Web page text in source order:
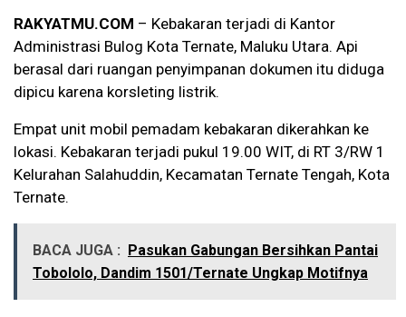
RAKYATMU.COM – Kebakaran terjadi di Kantor
Administrasi Bulog Kota Ternate, Maluku Utara. Api
berasal dari ruangan penyimpanan dokumen itu diduga
dipicu karena korsleting listrik.
Empat unit mobil pemadam kebakaran dikerahkan ke
lokasi. Kebakaran terjadi pukul 19.00 WIT, di RT 3/RW 1
Kelurahan Salahuddin, Kecamatan Ternate Tengah, Kota
Ternate.
BACA JUGA : Pasukan Gabungan Bersihkan Pantai
Tobololo, Dandim 1501/Ternate Ungkap Motifnya